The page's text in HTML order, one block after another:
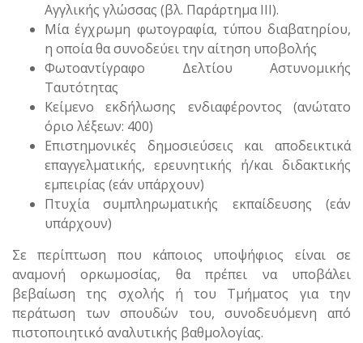
Αγγλικής γλώσσας (βλ. Παράρτημα ΙΙΙ).
Μία έγχρωμη φωτογραφία, τύπου διαβατηρίου,
η οποία θα συνοδεύει την αίτηση υποβολής
Φωτοαντίγραφο Δελτίου Αστυνομικής
Ταυτότητας
Κείμενο εκδήλωσης ενδιαφέροντος (ανώτατο
όριο λέξεων: 400)
Επιστημονικές δημοσιεύσεις και αποδεικτικά
επαγγελματικής, ερευνητικής ή/και διδακτικής
εμπειρίας (εάν υπάρχουν)
Πτυχία συμπληρωματικής εκπαίδευσης (εάν
υπάρχουν)
Σε περίπτωση που κάποιος υποψήφιος είναι σε
αναμονή ορκωμοσίας, θα πρέπει να υποβάλει
βεβαίωση της σχολής ή του Τμήματος για την
περάτωση των σπουδών του, συνοδευόμενη από
πιστοποιητικό αναλυτικής βαθμολογίας.